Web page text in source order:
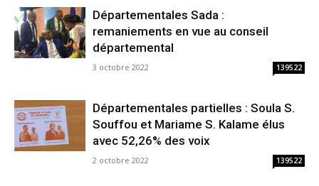
Départementales Sada :
remaniements en vue au conseil
départemental
3 octobre 2022 139522
Départementales partielles : Soula S.
Souffou et Mariame S. Kalame élus
avec 52,26% des voix
2 octobre 2022 139522